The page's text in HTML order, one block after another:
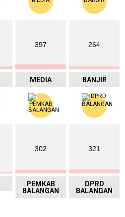
397
MEDIA
264
BANJIR
302
PEMKAB
BALANGAN
321
DPRD
BALANGAN